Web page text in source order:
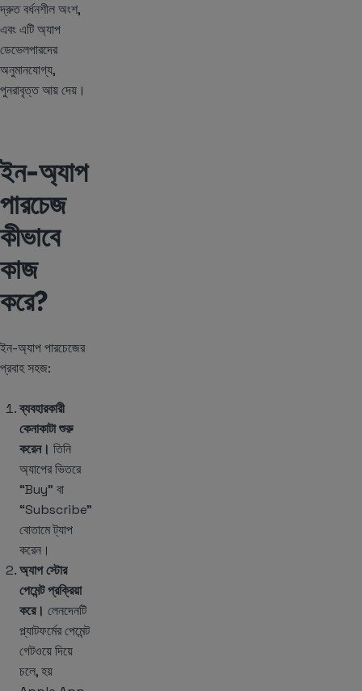
দ্রুত বর্ধনশীল অংশ,
এবং এটি অ্যাপ
ডেভেলপারদের
অনুমানযোগ্য,
পুনরাবৃত্ত আয় দেয়।
ইন-অ্যাপ
পারচেজ
কীভাবে
কাজ
করে?
ইন-অ্যাপ পারচেজের
প্রবাহ সহজ:
ব্যবহারকারী
কেনাকাটা শুরু
করেন। তিনি
অ্যাপের ভিতরে
“Buy” বা
“Subscribe”
বোতামে ট্যাপ
করেন।
অ্যাপ স্টোর
পেমেন্ট প্রক্রিয়া
করে। লেনদেনটি
প্ল্যাটফর্মের পেমেন্ট
গেটওয়ে দিয়ে
চলে, হয়